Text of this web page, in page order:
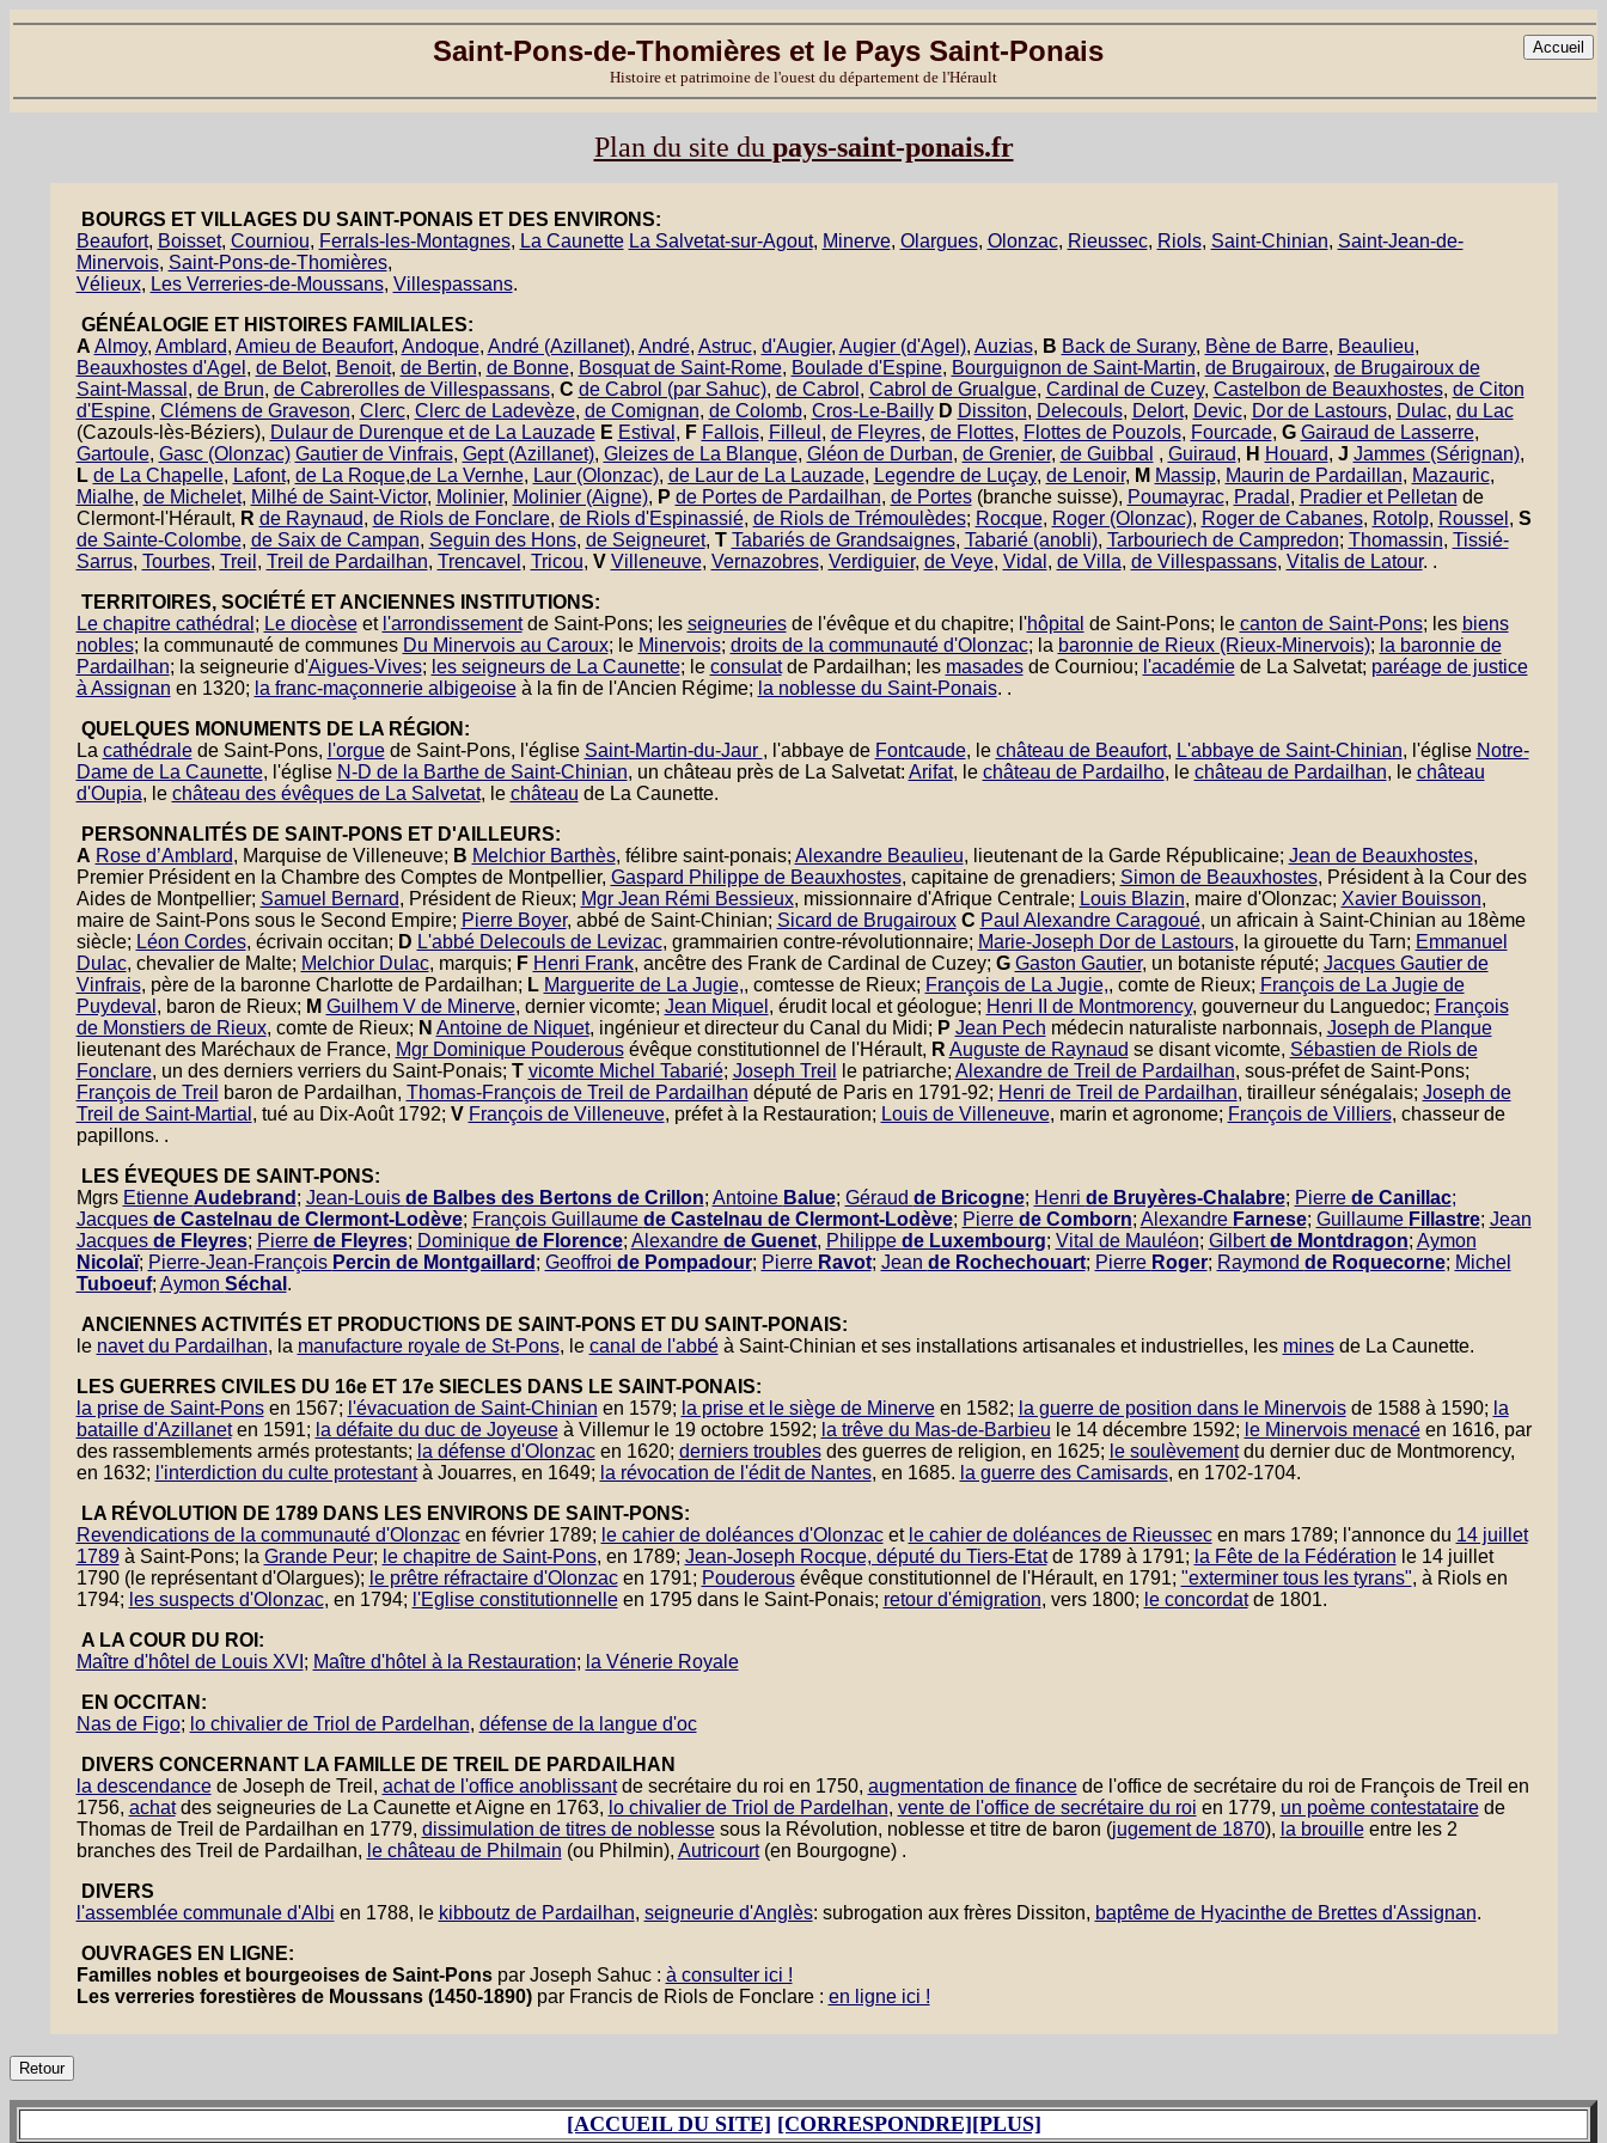
Saint-Pons-de-Thomières et le Pays Saint-Ponais
Histoire et patrimoine de l'ouest du département de l'Hérault
Plan du site du pays-saint-ponais.fr
BOURGS ET VILLAGES DU SAINT-PONAIS ET DES ENVIRONS:
Beaufort, Boisset, Courniou, Ferrals-les-Montagnes, La Caunette La Salvetat-sur-Agout, Minerve, Olargues, Olonzac, Rieussec, Riols, Saint-Chinian, Saint-Jean-de-
Minervois, Saint-Pons-de-Thomières,
Vélieux, Les Verreries-de-Moussans, Villespassans.
GÉNÉALOGIE ET HISTOIRES FAMILIALES:
A Almoy, Amblard, Amieu de Beaufort, Andoque, André (Azillanet), André, Astruc, d'Augier, Augier (d'Agel), Auzias, B Back de Surany, Bène de Barre, Beaulieu,
Beauxhostes d'Agel , de Belot, Benoit, de Bertin, de Bonne, Bosquat de Saint-Rome, Boulade d'Espine, Bourguignon de Saint-Martin, de Brugairoux, de Brugairoux de
Saint-Massal , de Brun, de Cabrerolles de Villespassans, C de Cabrol (par Sahuc), de Cabrol , Cabrol de Grualgue, Cardinal de Cuzey, Castelbon de Beauxhostes, de Citon
d'Espine, Clémens de Graveson, Clerc, Clerc de Ladevèze, de Comignan, de Colomb, Cros-Le-Bailly D Dissiton, Delecouls, Delort, Devic, Dor de Lastours, Dulac, du Lac
(Cazouls-lès-Béziers), Dulaur de Durenque et de La Lauzade E Estival , F Fallois, Filleul , de Fleyres, de Flottes, Flottes de Pouzols, Fourcade, G Gairaud de Lasserre,
Gartoule, Gasc (Olonzac) Gautier de Vinfrais, Gept (Azillanet), Gleizes de La Blanque, Gléon de Durban, de Grenier, de Guibbal , Guiraud, H Houard, J Jammes (Sérignan),
L de La Chapelle, Lafont, de La Roque,de La Vernhe, Laur (Olonzac), de Laur de La Lauzade, Legendre de Luçay, de Lenoir, M Massip, Maurin de Pardaillan, Mazauric,
Mialhe, de Michelet, Milhé de Saint-Victor, Molinier, Molinier (Aigne), P de Portes de Pardailhan, de Portes(branche suisse), Poumayrac, Pradal , Pradier et Pelletan de
Clermont-l'Hérault, R de Raynaud, de Riols de Fonclare, de Riols d'Espinassié, de Riols de Trémoulèdes; Rocque, Roger (Olonzac), Roger de Cabanes, Rotolp, Roussel , S
de Sainte-Colombe, de Saix de Campan, Seguin des Hons, de Seigneuret, T Tabariés de Grandsaignes, Tabarié (anobli), Tarbouriech de Campredon; Thomassin, Tissié-
Sarrus, Tourbes, Treil , Treil de Pardailhan, Trencavel , Tricou, V Villeneuve, Vernazobres, Verdiguier, de Veye, Vidal , de Villa, de Villespassans, Vitalis de Latour. .
TERRITOIRES, SOCIÉTÉ ET ANCIENNES INSTITUTIONS:
Le chapitre cathédral ; Le diocèseet l'arrondissementde Saint-Pons; les seigneuriesde l'évêque et du chapitre; l'hôpital de Saint-Pons; le canton de Saint-Pons; les biens
nobles; la communauté de communes Du Minervois au Caroux; le Minervois; droits de la communauté d'Olonzac; la baronnie de Rieux (Rieux-Minervois); la baronnie de
Pardailhan; la seigneurie d'Aigues-Vives; les seigneurs de La Caunette; le consulatde Pardailhan; les masadesde Courniou; l'académiede La Salvetat; paréage de justice
à Assignan en 1320; la franc-maçonnerie albigeoiseà la fin de l'Ancien Régime; la noblesse du Saint-Ponais. .
QUELQUES MONUMENTS DE LA RÉGION:
La cathédralede Saint-Pons, l'orguede Saint-Pons, l'église Saint-Martin-du-Jaur , l'abbaye de Fontcaude, le château de Beaufort, L'abbaye de Saint-Chinian, l'église Notre-
Dame de La Caunette, l'église N-D de la Barthe de Saint-Chinian, un château près de La Salvetat: Arifat, le château de Pardailho, le château de Pardailhan, le château
d'Oupia, le château des évêques de La Salvetat, le château de La Caunette.
PERSONNALITÉS DE SAINT-PONS ET D'AILLEURS:
A Rose d’Amblard, Marquise de Villeneuve; B Melchior Barthès, félibre saint-ponais; Alexandre Beaulieu, lieutenant de la Garde Républicaine; Jean de Beauxhostes,
Premier Président en la Chambre des Comptes de Montpellier, Gaspard Philippe de Beauxhostes, capitaine de grenadiers; Simon de Beauxhostes, Président à la Cour des
Aides de Montpellier; Samuel Bernard, Président de Rieux; Mgr Jean Rémi Bessieux, missionnaire d'Afrique Centrale; Louis Blazin, maire d'Olonzac; Xavier Bouisson,
maire de Saint-Pons sous le Second Empire; Pierre Boyer, abbé de Saint-Chinian; Sicard de Brugairoux C Paul Alexandre Caragoué, un africain à Saint-Chinian au 18ème
siècle; Léon Cordes, écrivain occitan; D L'abbé Delecouls de Levizac, grammairien contre-révolutionnaire; Marie-Joseph Dor de Lastours, la girouette du Tarn; Emmanuel
Dulac, chevalier de Malte; Melchior Dulac, marquis; F Henri Frank, ancêtre des Frank de Cardinal de Cuzey; G Gaston Gautier, un botaniste réputé; Jacques Gautier de
Vinfrais, père de la baronne Charlotte de Pardailhan; L Marguerite de La Jugie,, comtesse de Rieux; François de La Jugie,, comte de Rieux; François de La Jugie de
Puydeval , baron de Rieux; M Guilhem V de Minerve, dernier vicomte; Jean Miquel , érudit local et géologue; Henri II de Montmorency, gouverneur du Languedoc; François
de Monstiers de Rieux, comte de Rieux; N Antoine de Niquet, ingénieur et directeur du Canal du Midi; P Jean Pech médecin naturaliste narbonnais, Joseph de Planque
lieutenant des Maréchaux de France, Mgr Dominique Pouderousévêque constitutionnel de l'Hérault, R Auguste de Raynaud se disant vicomte, Sébastien de Riols de
Fonclare, un des derniers verriers du Saint-Ponais; T vicomte Michel Tabarié; Joseph Treil le patriarche; Alexandre de Treil de Pardailhan, sous-préfet de Saint-Pons;
François de Treil
baron de Pardailhan, Thomas-François de Treil de Pardailhan député de Paris en 1791-92; Henri de Treil de Pardailhan, tirailleur sénégalais; Joseph de
Treil de Saint-Martial , tué au Dix-Août 1792; V François de Villeneuve, préfet à la Restauration; Louis de Villeneuve, marin et agronome; François de Villiers, chasseur de
papillons. .
LES ÉVEQUES DE SAINT-PONS:
Mgrs Etienne Audebrand ; Jean-Louis de Balbes des Bertons de Crillon; Antoine Balue; Géraud de Bricogne; Henri de Bruyères-Chalabre; Pierre de Canillac;
Jacques de Castelnau de Clermont-Lodève; François Guillaume de Castelnau de Clermont-Lodève; Pierre de Comborn; Alexandre Farnese; Guillaume Fillastre; Jean
Jacques de Fleyres; Pierre de Fleyres; Dominique de Florence; Alexandre de Guenet, Philippe de Luxembourg; Vital de Mauléon; Gilbertde Montdragon; Aymon
Nicolaï; Pierre-Jean-François Percin de Montgaillard ; Geoffroi de Pompadour; Pierre Ravot; Jean de Rochechouart; Pierre Roger; Raymond de Roquecorne; Michel
Tuboeuf; Aymon Séchal .
ANCIENNES ACTIVITÉS ET PRODUCTIONS DE SAINT-PONS ET DU SAINT-PONAIS:
le navet du Pardailhan, la manufacture royale de St-Pons, le canal de l'abbéà Saint-Chinian et ses installations artisanales et industrielles, les minesde La Caunette.
LES GUERRES CIVILES DU 16e ET 17e SIECLES DANS LE SAINT-PONAIS:
la prise de Saint-Ponsen 1567; l'évacuation de Saint-Chinian en 1579; la prise et le siège de Minerveen 1582; la guerre de position dans le Minervoisde 1588 à 1590; la
bataille d'Azillaneten 1591; la défaite du duc de Joyeuseà Villemur le 19 octobre 1592; la trêve du Mas-de-Barbieu le 14 décembre 1592; le Minervois menacéen 1616, par
des rassemblements armés protestants; la défense d'Olonzacen 1620; derniers troublesdes guerres de religion, en 1625; le soulèvementdu dernier duc de Montmorency,
en 1632; l'interdiction du culte protestantà Jouarres, en 1649; la révocation de l'édit de Nantes, en 1685. la guerre des Camisards, en 1702-1704.
LA RÉVOLUTION DE 1789 DANS LES ENVIRONS DE SAINT-PONS:
Revendications de la communauté d'Olonzacen février 1789; le cahier de doléances d'Olonzacet le cahier de doléances de Rieussecen mars 1789; l'annonce du 14 juillet
1789à Saint-Pons; la Grande Peur; le chapitre de Saint-Pons, en 1789; Jean-Joseph Rocque, député du Tiers-Etatde 1789 à 1791; la Fête de la Fédération le 14 juillet
1790 (le représentant d'Olargues); le prêtre réfractaire d'Olonzacen 1791; Pouderousévêque constitutionnel de l'Hérault, en 1791; "exterminer tous les tyrans", à Riols en
1794; les suspects d'Olonzac, en 1794; l'Eglise constitutionnelleen 1795 dans le Saint-Ponais; retour d'émigration, vers 1800; le concordatde 1801.
A LA COUR DU ROI:
Maître d'hôtel de Louis XVI ; Maître d'hôtel à la Restauration; la Vénerie Royale
EN OCCITAN:
Nas de Figo; lo chivalier de Triol de Pardelhan, défense de la langue d'oc
DIVERS CONCERNANT LA FAMILLE DE TREIL DE PARDAILHAN
la descendancede Joseph de Treil, achat de l'office anoblissantde secrétaire du roi en 1750, augmentation de financede l'office de secrétaire du roi de François de Treil en
1756, achatdes seigneuries de La Caunette et Aigne en 1763, lo chivalier de Triol de Pardelhan, vente de l'office de secrétaire du roi en 1779, un poème contestatairede
Thomas de Treil de Pardailhan en 1779, dissimulation de titres de noblessesous la Révolution, noblesse et titre de baron (jugement de 1870), la brouilleentre les 2
branches des Treil de Pardailhan, le château de Philmain (ou Philmin), Autricourt(en Bourgogne) .
DIVERS
l'assemblée communale d'Albi en 1788, le kibboutz de Pardailhan, seigneurie d'Anglès: subrogation aux frères Dissiton, baptême de Hyacinthe de Brettes d'Assignan.
OUVRAGES EN LIGNE:
Familles nobles et bourgeoises de Saint-Ponspar Joseph Sahuc : à consulter ici !
Les verreries forestières de Moussans (1450-1890)par Francis de Riols de Fonclare : en ligne ici !
[ACCUEIL DU SITE] [CORRESPONDRE][PLUS]